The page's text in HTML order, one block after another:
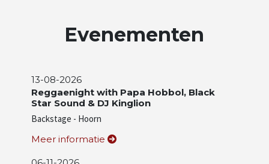
Evenementen
13-08-2026
Reggaenight with Papa Hobbol, Black
Star Sound & DJ Kinglion
Backstage - Hoorn
Meer informatie